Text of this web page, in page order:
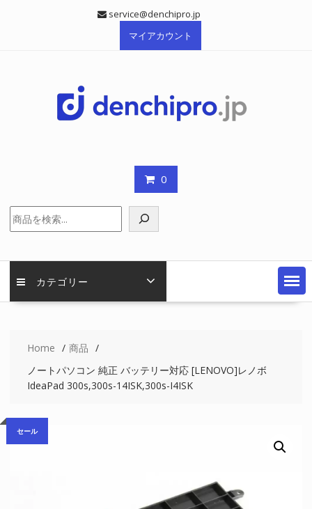
service@denchipro.jp
マイアカウント
0
索
カテゴリー
Home
商品
ノートパソコン 純正 バッテリー対応 [LENOVO]レノボ
IdeaPad 300s,300s-14ISK,300s-I4ISK
セール